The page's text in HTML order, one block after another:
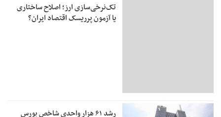
تک‌نرخی‌سازی ارز؛ اصلاح ساختاری
یا آزمون پرریسک اقتصاد ایران؟
رشد ۶۱ هزار واحدی شاخص بورس